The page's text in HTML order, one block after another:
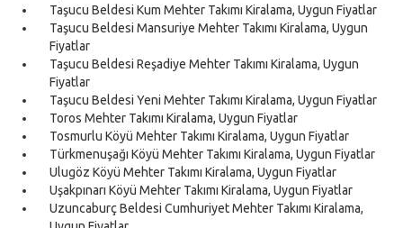
Taşucu Beldesi Kum Mehter Takımı Kiralama, Uygun Fiyatlar
Taşucu Beldesi Mansuriye Mehter Takımı Kiralama, Uygun
Fiyatlar
Taşucu Beldesi Reşadiye Mehter Takımı Kiralama, Uygun
Fiyatlar
Taşucu Beldesi Yeni Mehter Takımı Kiralama, Uygun Fiyatlar
Toros Mehter Takımı Kiralama, Uygun Fiyatlar
Tosmurlu Köyü Mehter Takımı Kiralama, Uygun Fiyatlar
Türkmenuşağı Köyü Mehter Takımı Kiralama, Uygun Fiyatlar
Ulugöz Köyü Mehter Takımı Kiralama, Uygun Fiyatlar
Uşakpınarı Köyü Mehter Takımı Kiralama, Uygun Fiyatlar
Uzuncaburç Beldesi Cumhuriyet Mehter Takımı Kiralama,